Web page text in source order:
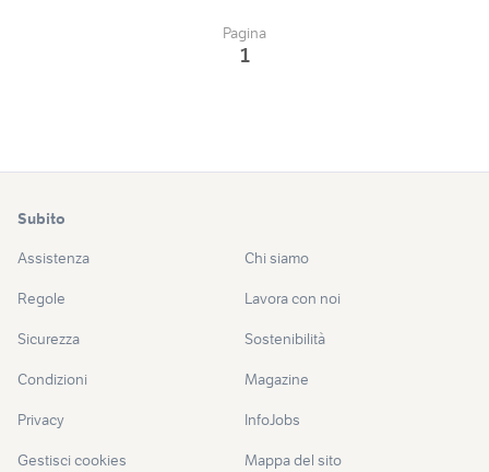
Pagina
1
Subito
Assistenza
Regole
Sicurezza
Condizioni
Privacy
Gestisci cookies
Chi siamo
Lavora con noi
Sostenibilità
Magazine
InfoJobs
Mappa del sito